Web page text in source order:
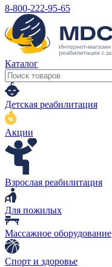
8-800-222-95-65
Каталог
Детская реабилитация
Акции
Взрослая реабилитация
Для пожилых
Массажное оборудование
Спорт и здоровье